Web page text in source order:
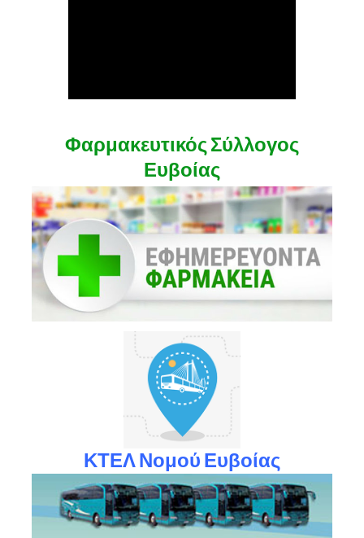
Φαρμακευτικός Σύλλογος
Ευβοίας
ΚΤΕΛ Νομού Ευβοίας